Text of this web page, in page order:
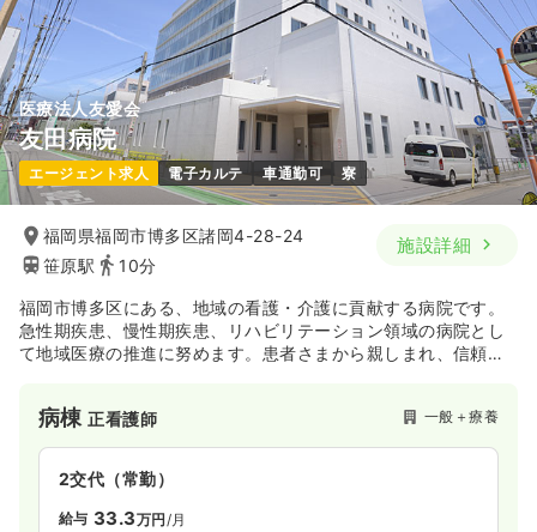
医療法人友愛会
友田病院
エージェント求人 電子カルテ 車通勤可 寮
福岡県福岡市博多区諸岡4-28-24
笹原駅
10分
施設詳細
福岡市博多区にある、地域の看護・介護に貢献する病院です。
急性期疾患、慢性期疾患、リハビリテーション領域の病院とし
て地域医療の推進に努めます。患者さまから親しまれ、信頼さ
病棟正看護師 一般＋療養
2交代（常勤）
給与 33.3万円 /月